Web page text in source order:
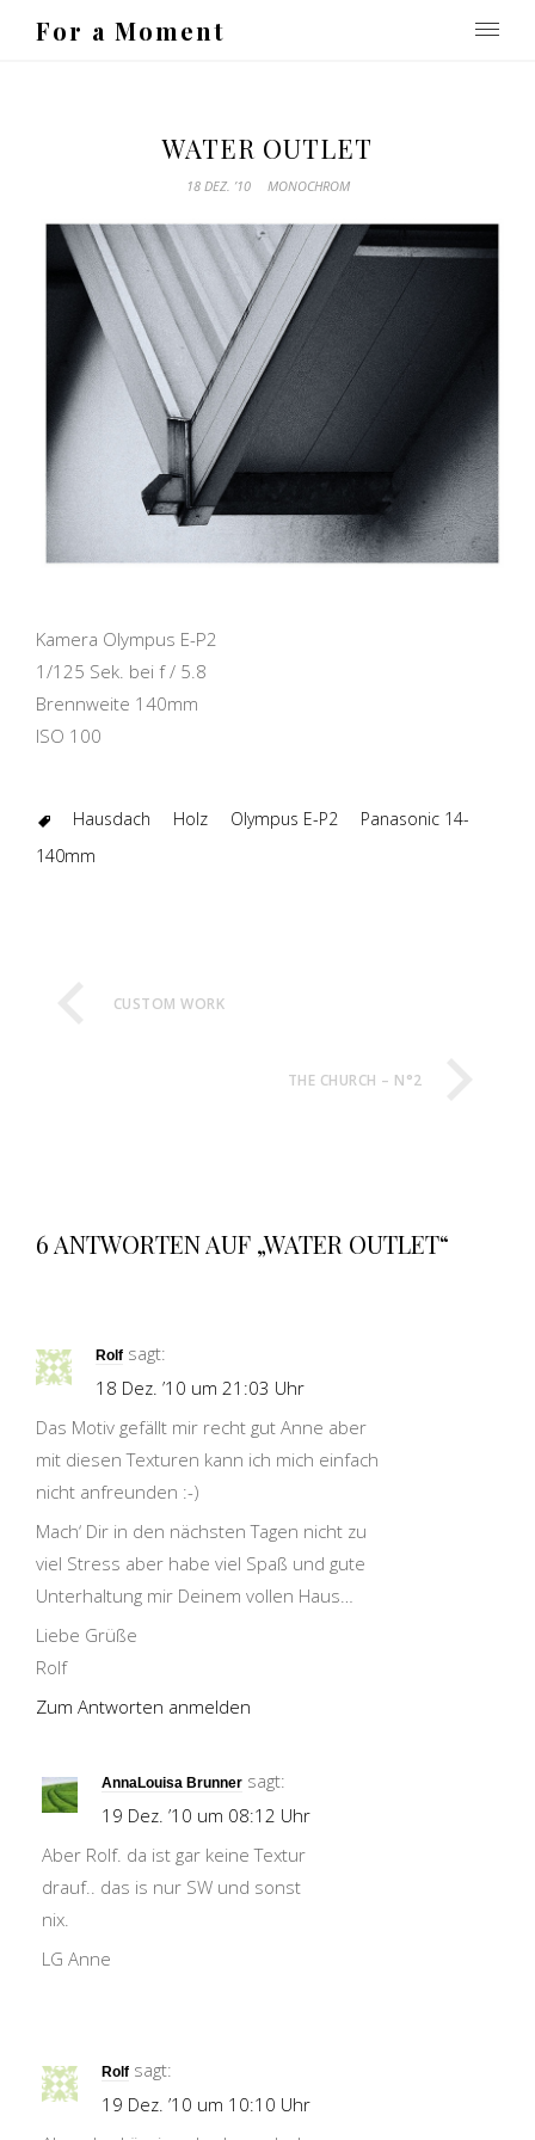
For a Moment
WATER OUTLET
18 DEZ. ’10 MONOCHROM
Kamera Olympus E-P2
1/125 Sek. bei f / 5.8
Brennweite 140mm
ISO 100
Hausdach Holz Olympus E-P2
Panasonic 14-
140mm
CUSTOM WORK
THE CHURCH – N°2
6 ANTWORTEN AUF „WATER OUTLET“
Rolf sagt:
18 Dez. ’10 um 21:03 Uhr
Das Motiv gefällt mir recht gut Anne aber
mit diesen Texturen kann ich mich einfach
nicht anfreunden :-)
Mach‘ Dir in den nächsten Tagen nicht zu
viel Stress aber habe viel Spaß und gute
Unterhaltung mir Deinem vollen Haus…
Liebe Grüße
Rolf
Zum Antworten anmelden
AnnaLouisa Brunner sagt:
19 Dez. ’10 um 08:12 Uhr
Aber Rolf. da ist gar keine Textur
drauf.. das is nur SW und sonst
nix.
LG Anne
Rolf sagt:
19 Dez. ’10 um 10:10 Uhr